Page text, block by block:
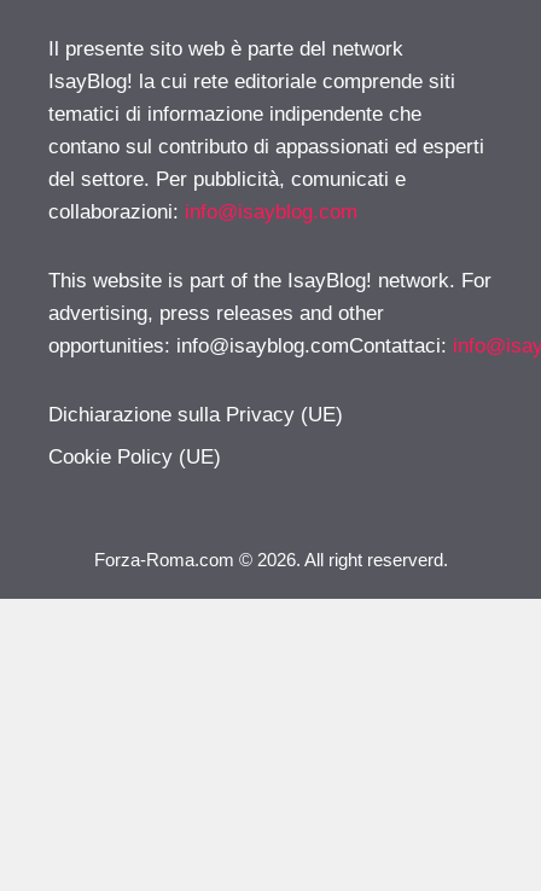
Il presente sito web è parte del network
IsayBlog! la cui rete editoriale comprende siti
tematici di informazione indipendente che
contano sul contributo di appassionati ed esperti
del settore. Per pubblicità, comunicati e
collaborazioni: info@isayblog.com
This website is part of the IsayBlog! network. For
advertising, press releases and other
opportunities: info@isayblog.comContattaci:
Dichiarazione sulla Privacy (UE)
Cookie Policy (UE)
Forza-Roma.com © 2026. All right reserverd.